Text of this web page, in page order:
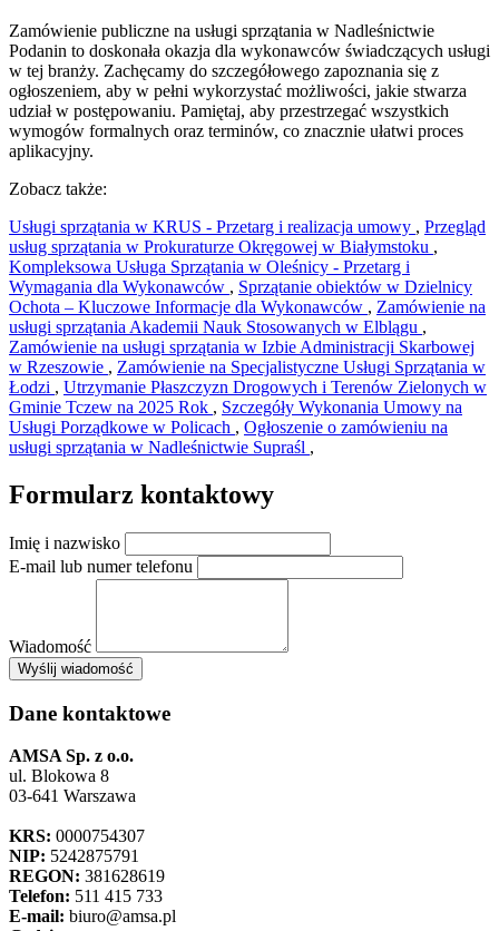
Zamówienie publiczne na usługi sprzątania w Nadleśnictwie
Podanin to doskonała okazja dla wykonawców świadczących usługi
w tej branży. Zachęcamy do szczegółowego zapoznania się z
ogłoszeniem, aby w pełni wykorzystać możliwości, jakie stwarza
udział w postępowaniu. Pamiętaj, aby przestrzegać wszystkich
wymogów formalnych oraz terminów, co znacznie ułatwi proces
aplikacyjny.
Zobacz także:
Usługi sprzątania w KRUS - Przetarg i realizacja umowy , Przegląd
usług sprzątania w Prokuraturze Okręgowej w Białymstoku ,
Kompleksowa Usługa Sprzątania w Oleśnicy - Przetarg i
Wymagania dla Wykonawców , Sprzątanie obiektów w Dzielnicy
Ochota – Kluczowe Informacje dla Wykonawców , Zamówienie na
usługi sprzątania Akademii Nauk Stosowanych w Elblągu ,
Zamówienie na usługi sprzątania w Izbie Administracji Skarbowej
w Rzeszowie , Zamówienie na Specjalistyczne Usługi Sprzątania w
Łodzi , Utrzymanie Płaszczyzn Drogowych i Terenów Zielonych w
Gminie Tczew na 2025 Rok , Szczegóły Wykonania Umowy na
Usługi Porządkowe w Policach , Ogłoszenie o zamówieniu na
usługi sprzątania w Nadleśnictwie Supraśl ,
Formularz kontaktowy
Imię i nazwisko
E-mail lub numer telefonu
Wiadomość
Wyślij wiadomośćAMSA Sp. z o.o. - ul. Blokowa 8, Warszawa
+
−
Dane kontaktowe
AMSA Sp. z o.o.
ul. Blokowa 8
03-641 Warszawa
KRS: 0000754307
NIP: 5242875791
REGON: 381628619
Telefon: 511 415 733
E-mail: biuro@amsa.pl